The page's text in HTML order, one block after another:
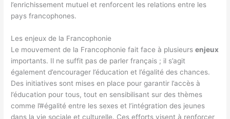
l’enrichissement mutuel et renforcent les relations entre les
pays francophones.
Les enjeux de la Francophonie
Le mouvement de la Francophonie fait face à plusieursenjeux
importants. Il ne suffit pas de parler français ; il s’agit
également d’encourager l’éducation et l’égalité des chances.
Des initiatives sont mises en place pour garantir l’accès à
l’éducation pour tous, tout en sensibilisant sur des thèmes
comme l’#égalité entre les sexes et l’intégration des jeunes
dans la vie sociale et culturelle. Ces efforts visent à renforcer